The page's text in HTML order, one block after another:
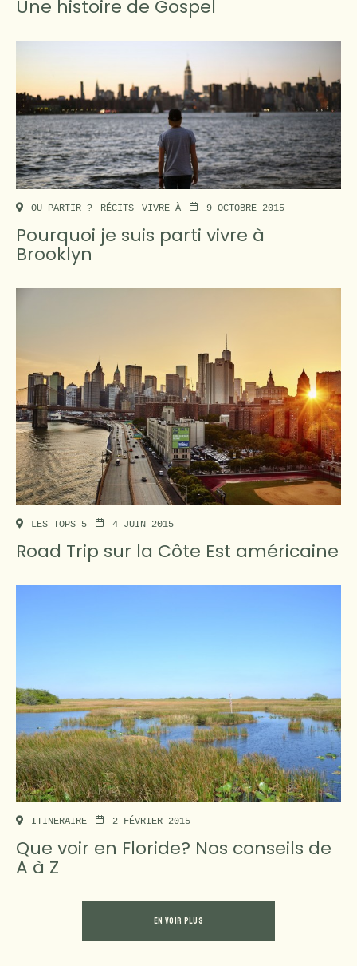
Une histoire de Gospel
OU PARTIR ? RÉCITS VIVRE À 9 OCTOBRE 2015
Pourquoi je suis parti vivre à
Brooklyn
LES TOPS 5 4 JUIN 2015
Road Trip sur la Côte Est américaine
ITINERAIRE 2 FÉVRIER 2015
Que voir en Floride? Nos conseils de
A à Z
EN VOIR PLUS